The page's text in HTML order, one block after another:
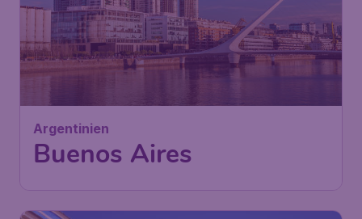
Argentinien
Buenos Aires